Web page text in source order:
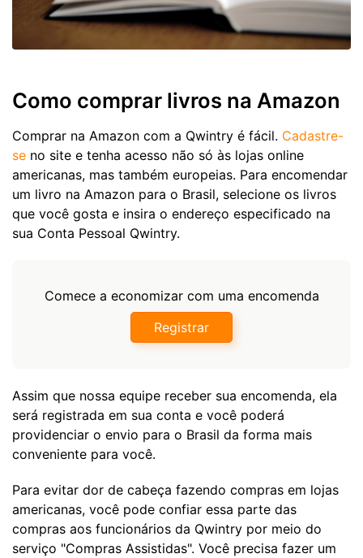
Como comprar livros na Amazon
Comprar na Amazon com a Qwintry é fácil. Cadastre-
se no site e tenha acesso não só às lojas online
americanas, mas também europeias. Para encomendar
um livro na Amazon para o Brasil, selecione os livros
que você gosta e insira o endereço especificado na
sua Conta Pessoal Qwintry.
Comece a economizar com uma encomenda
Registrar
Assim que nossa equipe receber sua encomenda, ela
será registrada em sua conta e você poderá
providenciar o envio para o Brasil da forma mais
conveniente para você.
Para evitar dor de cabeça fazendo compras em lojas
americanas, você pode confiar essa parte das
compras aos funcionários da Qwintry por meio do
serviço "Compras Assistidas". Você precisa fazer um